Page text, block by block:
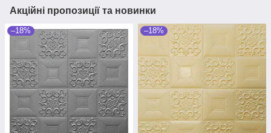
Акційні пропозиції та новинки
–18% –18%